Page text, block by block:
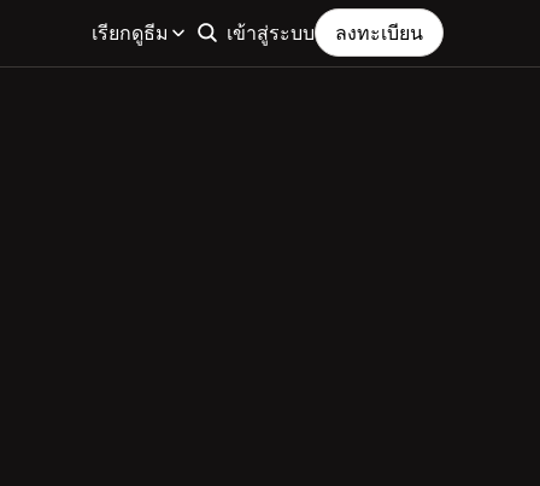
เรียกดูธีม เข้าสู่ระบบ ลงทะเบียน